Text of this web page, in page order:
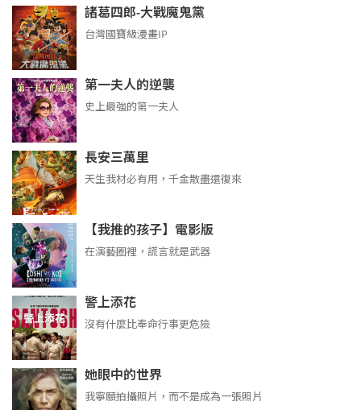
諸葛四郎-大戰魔鬼黨
台灣國寶級漫畫IP
第一夫人的逆襲
史上最強的第一夫人
長安三萬里
天生我材必有用，千金散盡還復來
【我推的孩子】電影版
在演藝圈裡，謊言就是武器
警上添花
沒有什麼比奉命行事更危險
她眼中的世界
我寧願拍攝照片，而不是成為一張照片